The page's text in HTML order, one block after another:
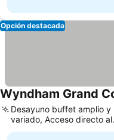
Opción destacada
Wyndham Grand
Desayuno buffet amplio y
variado, Acceso directo al
aeropuerto